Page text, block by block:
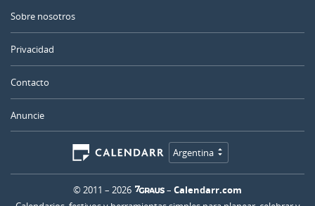
Sobre nosotros
Privacidad
Contacto
Anuncie
Argentina
© 2011 – 2026 – Calendarr.com